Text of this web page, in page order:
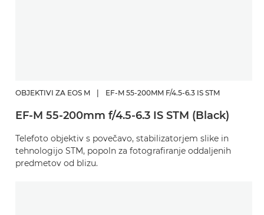
OBJEKTIVI ZA EOS M EF-M 55-200MM F/4.5-6.3 IS STM
EF-M 55-200mm f/4.5-6.3 IS STM (Black)
Telefoto objektiv s povečavo, stabilizatorjem slike in
tehnologijo STM, popoln za fotografiranje oddaljenih
predmetov od blizu.